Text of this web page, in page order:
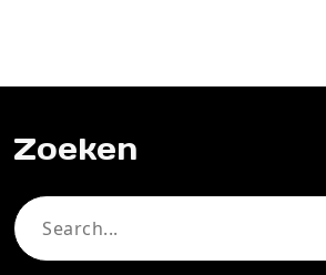
Zoeken
Search